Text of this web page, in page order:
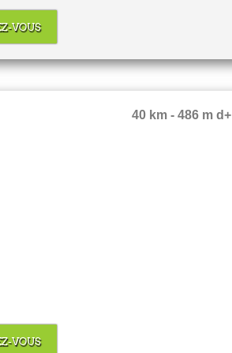
VOUS
40 km - 486 m d+
VOUS